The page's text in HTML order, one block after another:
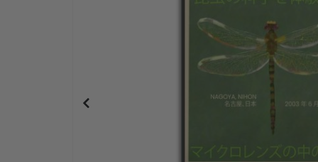
Personalisiertes Poster - Schwarz-Weiß-Herz-